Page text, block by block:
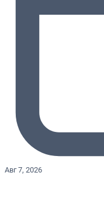
Авг 7, 2026